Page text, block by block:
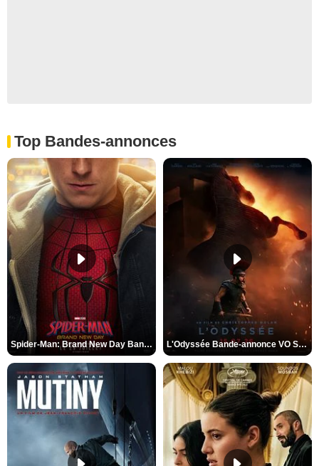
Top Bandes-annonces
Spider-Man: Brand New Day Bande-annonce VO STFR L'Odyssée Bande-annonce VO STFR